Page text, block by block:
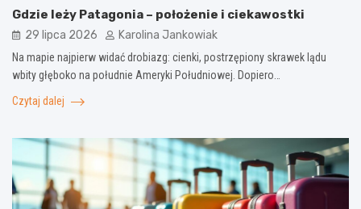
Gdzie leży Patagonia – położenie i ciekawostki
29 lipca 2026 Karolina Jankowiak
Na mapie najpierw widać drobiazg: cienki, postrzępiony skrawek lądu
wbity głęboko na południe Ameryki Południowej. Dopiero…
Czytaj dalej